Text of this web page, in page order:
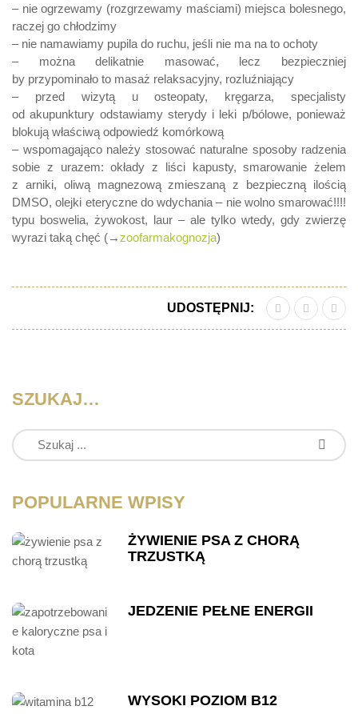
– nie ogrzewamy (rozgrzewamy maściami) miejsca bolesnego,
raczej go chłodzimy
– nie namawiamy pupila do ruchu, jeśli nie ma na to ochoty
– można delikatnie masować, lecz bezpieczniej
by przypominało to masaż relaksacyjny, rozluźniający
– przed wizytą u osteopaty, kręgarza, specjalisty
od akupunktury odstawiamy sterydy i leki p/bólowe, ponieważ
blokują właściwą odpowiedź komórkową
– wspomagająco należy stosować naturalne sposoby radzenia
sobie z urazem: okłady z liści kapusty, smarowanie żelem
z arniki, oliwą magnezową zmieszaną z bezpieczną ilością
DMSO, olejki eteryczne do wdychania – nie wolno smarować!!!!
typu boswelia, żywokost, laur – ale tylko wtedy, gdy zwierzę
wyrazi taką chęć (→zoofarmakognozja)
UDOSTĘPNIJ:
SZUKAJ…
POPULARNE WPISY
ŻYWIENIE PSA Z CHORĄ
TRZUSTKĄ
JEDZENIE PEŁNE ENERGII
WYSOKI POZIOM B12